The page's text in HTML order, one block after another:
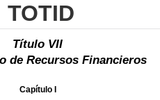
TOTID
Título VII
de Recursos Financieros
Capítulo I